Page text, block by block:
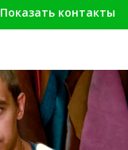
Показать контакты